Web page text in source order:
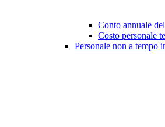
Conto annuale
Costo personale
Personale non a tempo